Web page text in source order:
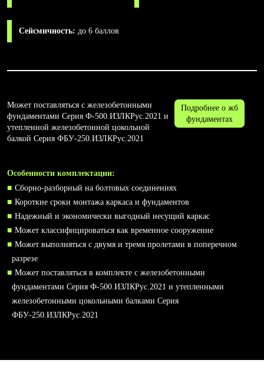
Сейсмичность: до 6 баллов
Может поставляться с железобетонными
фундаментами Серия Ф-500.ИЗЛКРус.2021 и
утепленной железобетонной цокольной
балкой Серия ФБУ-250.ИЗЛКРус.2021
Подробнее о жб
фундаментах
Особенности комплектации:
Сборно-разборный на болтовых соединениях
Короткие сроки монтажа каркаса и фундаментов
Надежный и экономически выгодный несущий каркас
Может классифицироваться как временное сооружение
Может выполняться с двумя и тремя пролетами в поперечном
разрезе
Может поставляться в комплекте с железобетонными
фундаментами Серия Ф-500.ИЗЛКРус.2021 и утепленными
железобетонными цокольными балками Серия
ФБУ-250.ИЗЛКРус.2021